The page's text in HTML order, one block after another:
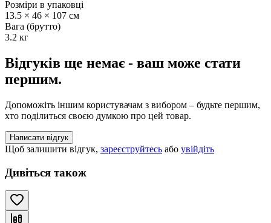
Розміри в упаковці
13.5 × 46 × 107 см
Вага (брутто)
3.2 кг
Відгуків ще немає - ваш може стати
першим.
Допоможіть іншим користувачам з вибором – будьте першим,
хто поділиться своєю думкою про цей товар.
Написати відгук
Щоб залишити відгук, зареєструйтесь або увійдіть
Дивіться також